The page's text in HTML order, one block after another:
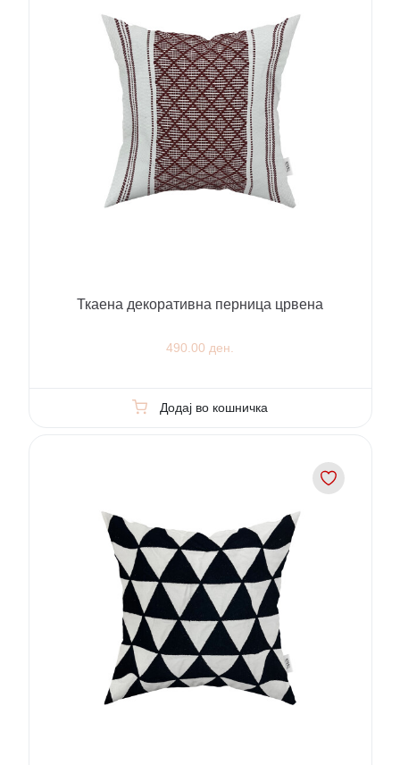
Ткаена декоративна перница црвена
490.00 ден.
Додај во кошничка